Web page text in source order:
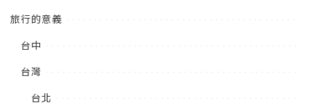
旅行的意義
台中
台灣
台北